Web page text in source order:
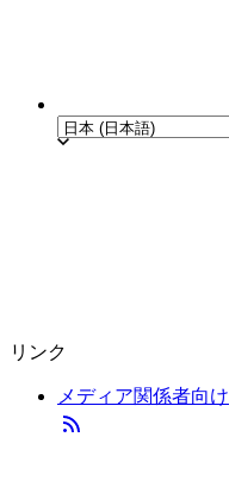
リンク
メディア関係者向け